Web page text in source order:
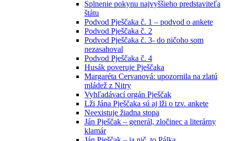
Splnenie pokynu najvyššieho predstaviteľa
štátu
Podvod Pješčaka č. 1 – podvod o ankete
Podvod Pješčaka č. 2
Podvod Pješčaka č. 3- do ničoho som
nezasahoval
Podvod Pješčaka č. 4
Husák poveruje Pješčaka
Margaréta Cervanová: upozornila na zlatú
mládež z Nitry
Vyhľadávací orgán Pješčak
Lži Jána Pješčaka sú aj lži o tzv. ankete
Neexistuje žiadna stopa
Ján Pješčak – generál, zločinec a literárny
klamár